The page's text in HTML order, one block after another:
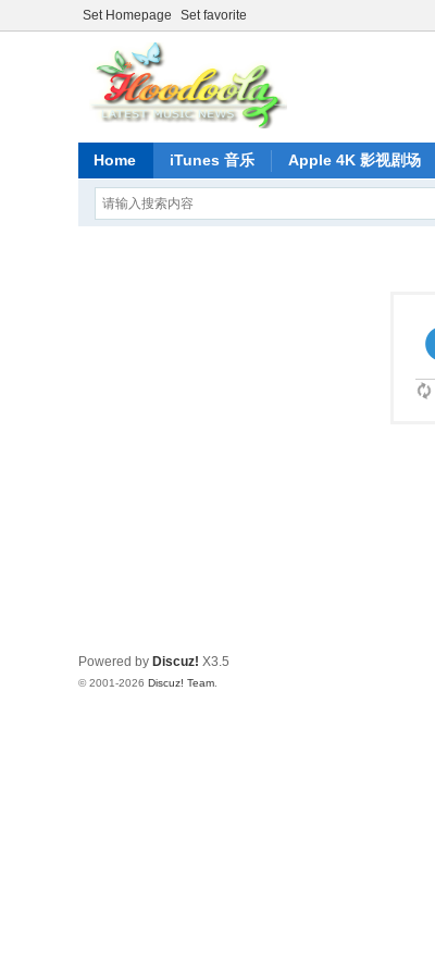
Set Homepage Set favorite
Home iTunes 音乐 Apple 4K 影视剧场
Powered by Discuz! X3.5
© 2001-2026 Discuz! Team